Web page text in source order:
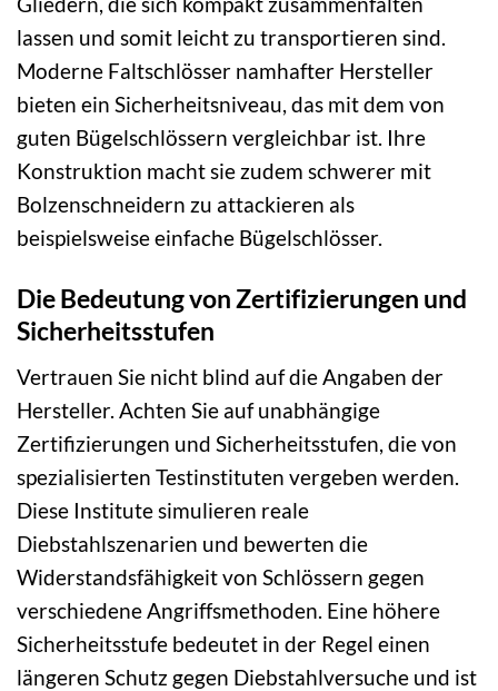
lassen und somit leicht zu transportieren sind.
Moderne Faltschlösser namhafter Hersteller
bieten ein Sicherheitsniveau, das mit dem von
guten Bügelschlössern vergleichbar ist. Ihre
Konstruktion macht sie zudem schwerer mit
Bolzenschneidern zu attackieren als
beispielsweise einfache Bügelschlösser.
Die Bedeutung von Zertifizierungen und
Sicherheitsstufen
Vertrauen Sie nicht blind auf die Angaben der
Hersteller. Achten Sie auf unabhängige
Zertifizierungen und Sicherheitsstufen, die von
spezialisierten Testinstituten vergeben werden.
Diese Institute simulieren reale
Diebstahlszenarien und bewerten die
Widerstandsfähigkeit von Schlössern gegen
verschiedene Angriffsmethoden. Eine höhere
Sicherheitsstufe bedeutet in der Regel einen
längeren Schutz gegen Diebstahlversuche und ist